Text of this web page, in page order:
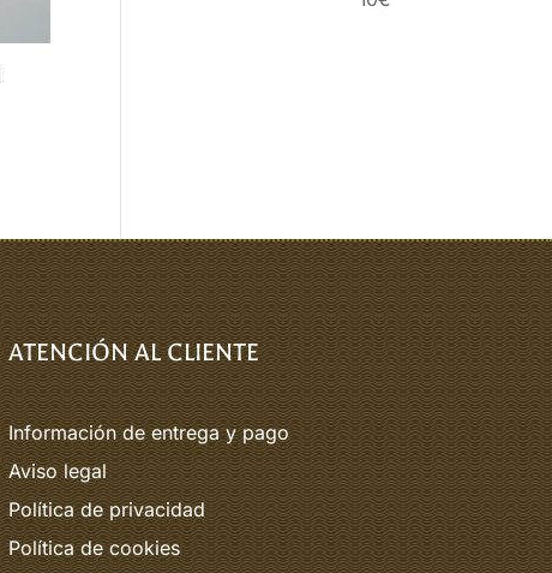
ATENCIÓN AL CLIENTE
Información de entrega y pago
Aviso legal
Política de privacidad
Política de cookies